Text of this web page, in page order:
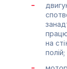
на
полій;